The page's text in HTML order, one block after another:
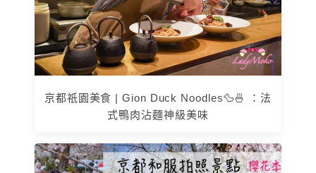
京都祇園美食 | Gion Duck Noodles🦆🍜 ：法
式鴨肉沾麵神級美味